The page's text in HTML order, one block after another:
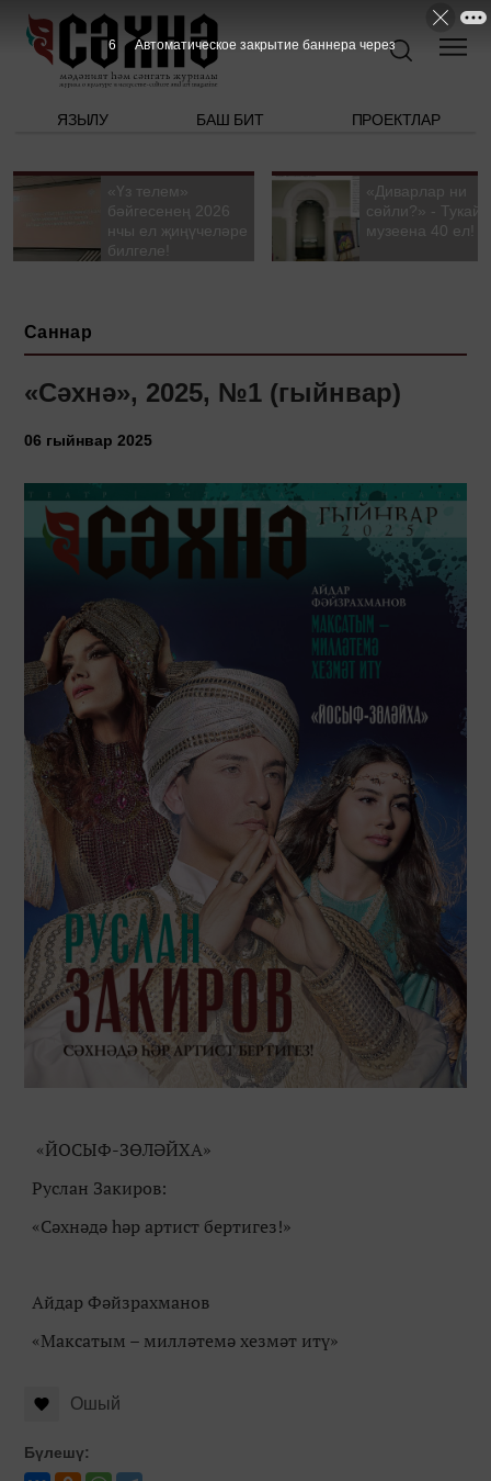
ЯЗЫЛУ БАШ БИТ ПРОЕКТЛАР
«Үз телем»
бәйгесенең 2026
нчы ел җиңүчеләре
билгеле!
«Диварлар ни
сөйли?» - Тукай
музеена 40 ел!
Саннар
«Сәхнә», 2025, №1 (гыйнвар)
06 гыйнвар 2025
«ЙОСЫФ-ЗӨЛӘЙХА»
Руслан Закиров:
«Сәхнәдә һәр артист бертигез!»
Айдар Фәйзрахманов
«Максатым – милләтемә хезмәт итү»
Ошый
Бүлешү:
5 Автоматическое закрытие баннера через